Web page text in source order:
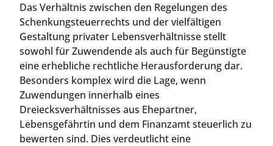
Das Verhältnis zwischen den Regelungen des
Schenkungsteuerrechts und der vielfältigen
Gestaltung privater Lebensverhältnisse stellt
sowohl für Zuwendende als auch für Begünstigte
eine erhebliche rechtliche Herausforderung dar.
Besonders komplex wird die Lage, wenn
Zuwendungen innerhalb eines
Dreiecksverhältnisses aus Ehepartner,
Lebensgefährtin und dem Finanzamt steuerlich zu
bewerten sind. Dies verdeutlicht eine